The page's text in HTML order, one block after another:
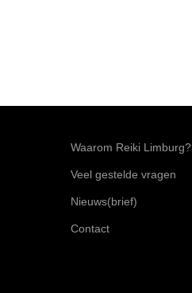
Waarom Reiki Limburg?
Veel gestelde vragen
Nieuws(brief)
Contact